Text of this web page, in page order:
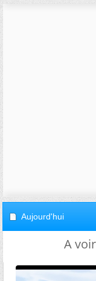
Aujourd'hui
A